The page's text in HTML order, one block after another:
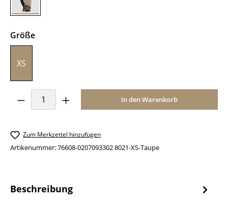
Taupe
Größeauswählen
XS
Produkt Anzahl: Gib den gewünschten
In den Warenkorb
Zum Merkzettel hinzufügen
Artikenummer:76608-0207093302 8021-XS-Taupe
Beschreibung